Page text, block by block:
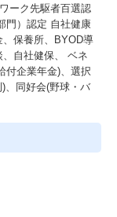
ーク先駆者百選認
門）認定 自社健康
保養所、BYOD導
自社健保、 ベネ
付企業年金)、選択
、同好会(野球・バ